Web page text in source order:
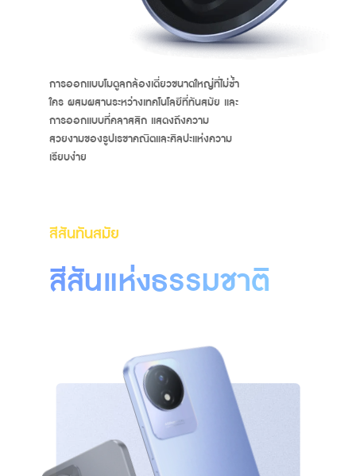
การออกแบบโมดูลกล้องเดี่ยวขนาดใหญ่ที่ไม่ซ้ำ
ใคร ผสมผสานระหว่างเทคโนโลยีที่ทันสมัย และ
การออกแบบที่คลาสสิก แสดงถึงความ
สวยงามของรูปเรขาคณิตและศิลปะแห่งความ
เรียบง่าย
สีสันทันสมัย
สีสันแห่งธรรมชาติ